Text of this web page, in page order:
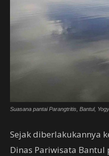
Suasana pantai Parangtritis, Bantul,
Sejak diberlakukannya
Dinas Pariwisata Bantul